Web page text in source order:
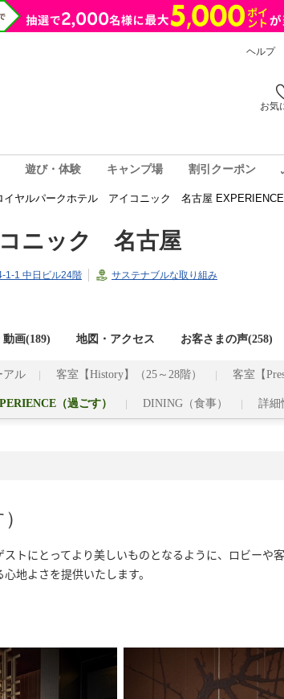
ヘルプ
お気
遊び・体験 キャンプ場 割引クーポン
ヤルパークホテル アイコニック 名古屋 EXPERIENCE
ニック 名古屋
1-1 中日ビル24階 サステナブルな取り組み
画(189) 地図・アクセス お客さまの声(258)
アル 客室【History】（25～28階） 客室【
（過ごす） DINING（食事） 詳細
トにとってより美しいものとなるように、ロビーや
地よさを提供いたします。